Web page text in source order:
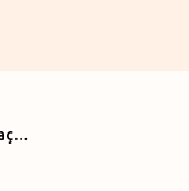
RedPark Faro Avaliações